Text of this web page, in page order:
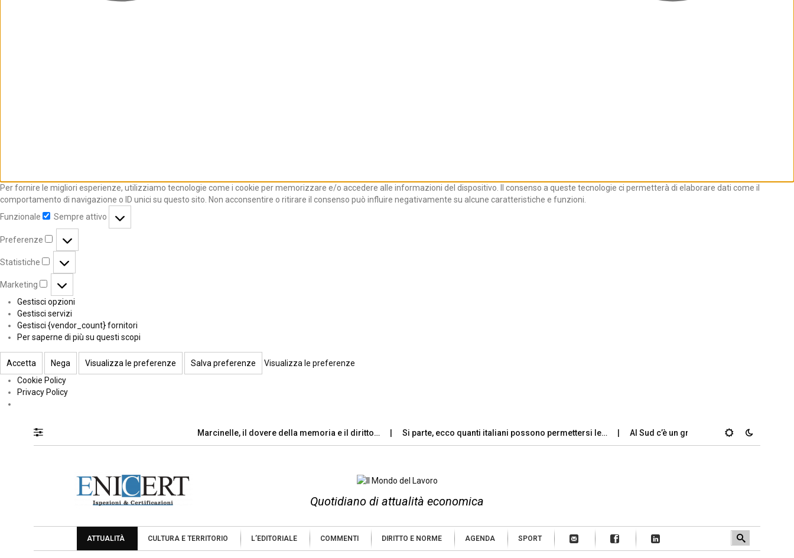
Per fornire le migliori esperienze, utilizziamo tecnologie come i cookie per memorizzare e/o accedere alle informazioni del dispositivo. Il consenso a queste tecnologie ci permetterà di elaborare dati come il
comportamento di navigazione o ID unici su questo sito. Non acconsentire o ritirare il consenso può influire negativamente su alcune caratteristiche e funzioni.
Funzionale
Sempre attivo
Preferenze
Statistiche
Marketing
Gestisci opzioni
Gestisci servizi
Gestisci {vendor_count} fornitori
Per saperne di più su questi scopi
Accetta Nega Visualizza le preferenze Salva preferenze
Visualizza le preferenze
Cookie Policy
Privacy Policy
Marcinelle, il dovere della memoria e il diritto… Si parte, ecco quanti italiani possono permettersi le… Al Sud c’è un grande divario tra gli…
Quotidiano di attualità economica
ATTUALITÀ CULTURA E TERRITORIO L’EDITORIALE COMMENTI DIRITTO E NORME AGENDA SPORT